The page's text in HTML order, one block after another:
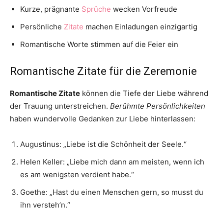
Kurze, prägnante Sprüche wecken Vorfreude
Persönliche Zitate machen Einladungen einzigartig
Romantische Worte stimmen auf die Feier ein
Romantische Zitate für die Zeremonie
Romantische Zitate können die Tiefe der Liebe während
der Trauung unterstreichen. Berühmte Persönlichkeiten
haben wundervolle Gedanken zur Liebe hinterlassen:
Augustinus: „Liebe ist die Schönheit der Seele.“
Helen Keller: „Liebe mich dann am meisten, wenn ich
es am wenigsten verdient habe.“
Goethe: „Hast du einen Menschen gern, so musst du
ihn versteh’n.“